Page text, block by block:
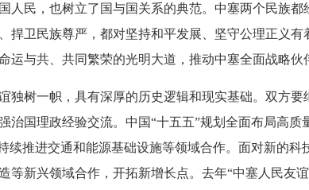
人民，也树立了国与国关系的典范。中塞两个民族
捍卫民族尊严，都对坚持和平发展、坚守公理正义
运与共、共同繁荣的光明大道，推动中塞全面战略伙
独树一帜，具有深厚的历史逻辑和现实基础。双方
治国理政经验交流。中国“十五五”规划全面布局高
续推进交通和能源基础设施等领域合作。面对新的科
等新兴领域合作，开拓新增长点。去年“中塞人民友